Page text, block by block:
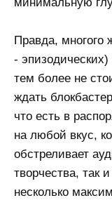
Правда, многого
-
тем более не
ждать
что есть в
на любой вкус,
обстреливает
творчества, так
несколько